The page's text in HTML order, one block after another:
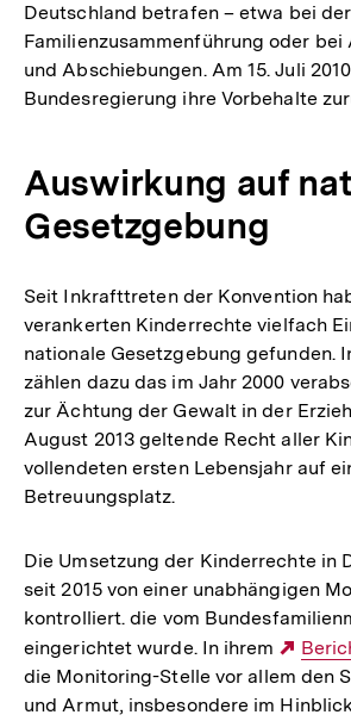
Deutschland betrafen – etwa bei der
Familienzusammenführung oder bei
und Abschiebungen. Am 15. Juli
Bundesregierung ihre Vorbehalte
Auswirkung auf
Gesetzgebung
Seit Inkrafttreten der Konvention
verankerten Kinderrechte vielfach
nationale Gesetzgebung gefunden.
zählen dazu das im Jahr 2000
zur Ächtung der Gewalt in der
August 2013 geltende Recht aller
vollendeten ersten Lebensjahr auf
Betreuungsplatz.
Die Umsetzung der Kinderrechte in
seit 2015 von einer unabhängigen
kontrolliert. die vom
eingerichtet wurde. In ihrem
Link:
die Monitoring-Stelle vor allem den
und Armut, insbesondere im